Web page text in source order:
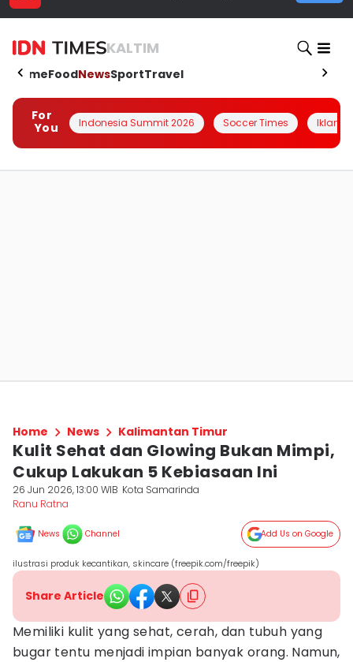
KALTIM
HomeFoodNewsSportTravel
For
You
Indonesia Summit 2026 Soccer Times Iklanin
Home News Kalimantan Timur
Kulit Sehat dan Glowing Bukan Mimpi,
Cukup Lakukan 5 Kebiasaan Ini
26 Jun 2026, 13:00 WIB Kota Samarinda
Ranu Ratna
News Channel Add Us on Google
ilustrasi produk kecantikan, skincare (freepik.com/freepik)
Share Article
Memiliki kulit yang sehat, cerah, dan tubuh yang
bugar tentu menjadi impian banyak orang. Namun,